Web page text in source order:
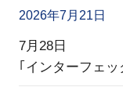
2026年7月21日
7月28日
｢インターフェ